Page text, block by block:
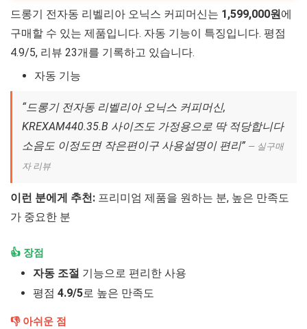
드롱기 전자동 리벨리아 오닉스 커피머신는 1,599,000원에
구매할 수 있는 제품입니다. 자동 기능이 특징입니다. 평점
4.9/5, 리뷰 23개를 기록하고 있습니다.
자동 기능
“드롱기 전자동 리벨리아 오닉스 커피머신,
KREXAM440.35.B 사이즈도 가정용으로 딱 적당합니다
소음도 이정도면 작은편이구 사용설명이 편리” — 실구매
자 리뷰
이런 분에게 추천: 프리미엄 제품을 원하는 분, 높은 만족도
가 중요한 분
👍 장점
자동 조절 기능으로 편리한 사용
평점 4.9/5로 높은 만족도
👎 아쉬운 점